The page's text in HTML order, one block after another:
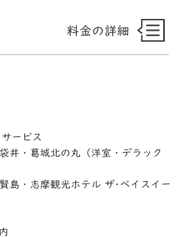
料金の詳細
ービス
井・葛城北の丸（洋室・デラック
島・志摩観光ホテル ザ･ベイスイー